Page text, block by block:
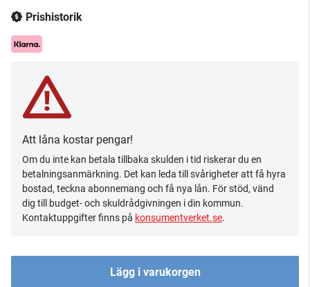
Prishistorik
Att låna kostar pengar!
Om du inte kan betala tillbaka skulden i tid riskerar du en
betalningsanmärkning. Det kan leda till svårigheter att få hyra
bostad, teckna abonnemang och få nya lån. För stöd, vänd
dig till budget- och skuldrådgivningen i din kommun.
Kontaktuppgifter finns på konsumentverket.se.
Lägg i varukorgen